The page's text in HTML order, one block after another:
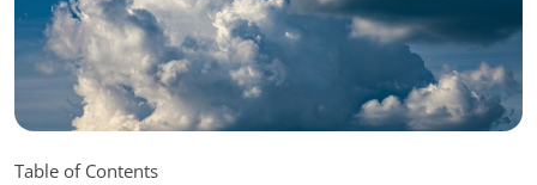
Table of Contents